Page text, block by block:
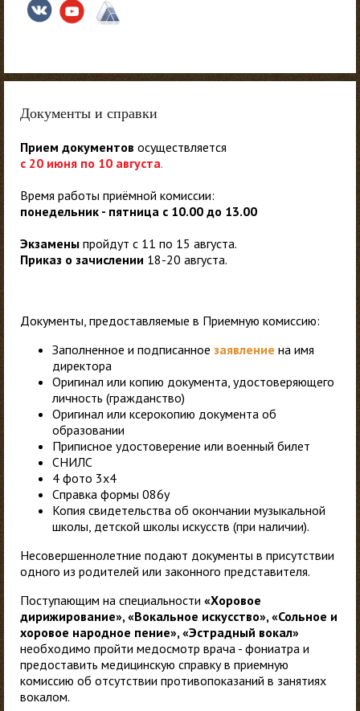
Документы и справки
Прием документов осуществляется
с 20 июня по 10 августа.
Время работы приёмной комиссии:
понедельник - пятница с 10.00 до 13.00
Экзамены пройдут с 11 по 15 августа.
Приказ о зачислении 18-20 августа.
Документы, предоставляемые в Приемную комиссию:
Заполненное и подписанное заявление на имя
директора
Оригинал или копию документа, удостоверяющего
личность (гражданство)
Оригинал или ксерокопию документа об
образовании
Приписное удостоверение или военный билет
СНИЛС
4 фото 3х4
Справка формы 086у
Копия свидетельства об окончании музыкальной
школы, детской школы искусств (при наличии).
Несовершеннолетние подают документы в присутствии
одного из родителей или законного представителя.
Поступающим на специальности «Хоровое
дирижирование», «Вокальное искусство», «Сольное и
хоровое народное пение», «Эстрадный вокал»
необходимо пройти медосмотр врача - фониатра и
предоставить медицинскую справку в приемную
комиссию об отсутствии противопоказаний в занятиях
вокалом.